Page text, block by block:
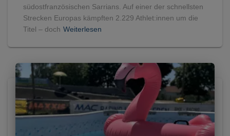
südostfranzösischen Sarrians. Auf einer der schnellsten
Strecken Europas kämpften 2.229 Athlet:innen um die
Titel – doch Weiterlesen